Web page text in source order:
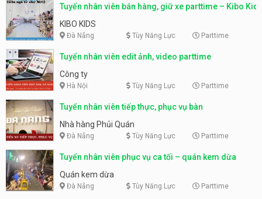
Tuyển nhân viên bán hàng, giữ xe parttime – Kibo Kid
KIBO KIDS
Đà Nẵng Tùy Năng Lực Parttime
Tuyển nhân viên edit ảnh, video parttime
Công ty
Hà Nội Tùy Năng Lực Parttime
Tuyển nhân viên tiếp thực, phục vụ bàn
Nhà hàng Phủi Quán
Đà Nẵng Tùy Năng Lực Parttime
Tuyển nhân viên phục vụ ca tối – quán kem dừa
Quán kem dừa
Đà Nẵng Tùy Năng Lực Parttime